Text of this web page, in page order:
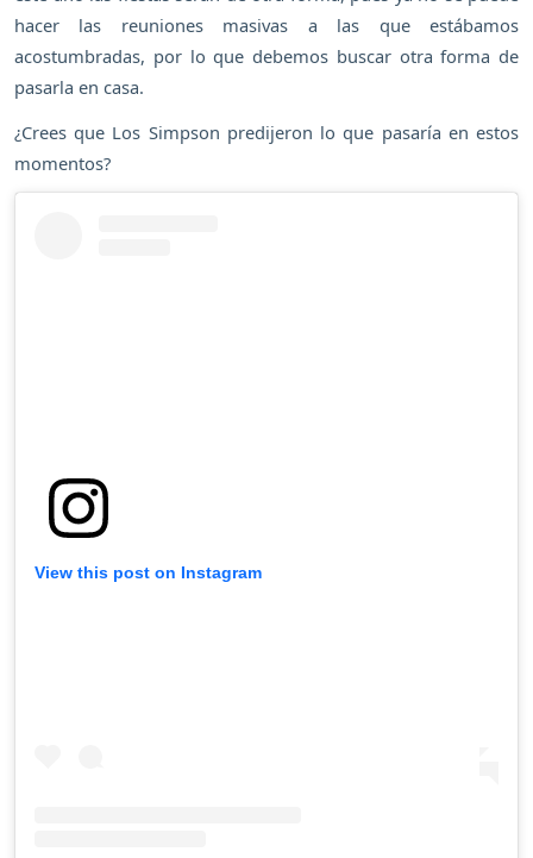
hacer las reuniones masivas a las que estábamos
acostumbradas, por lo que debemos buscar otra forma de
pasarla en casa.
¿Crees que Los Simpson predijeron lo que pasaría en estos
momentos?
View this post on Instagram